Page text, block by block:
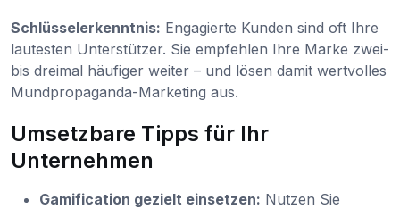
Schlüsselerkenntnis: Engagierte Kunden sind oft Ihre
lautesten Unterstützer. Sie empfehlen Ihre Marke zwei-
bis dreimal häufiger weiter – und lösen damit wertvolles
Mundpropaganda-Marketing aus.
Umsetzbare Tipps für Ihr
Unternehmen
Gamification gezielt einsetzen: Nutzen Sie